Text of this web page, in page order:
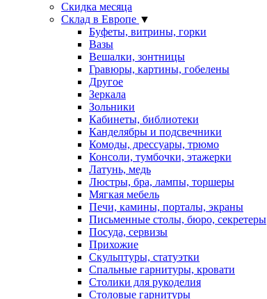
Скидка месяца
Склад в Европе ▼
Буфеты, витрины, горки
Вазы
Вешалки, зонтницы
Гравюры, картины, гобелены
Другое
Зеркала
Зольники
Кабинеты, библиотеки
Канделябры и подсвечники
Комоды, дрессуары, трюмо
Консоли, тумбочки, этажерки
Латунь, медь
Люстры, бра, лампы, торшеры
Мягкая мебель
Печи, камины, порталы, экраны
Письменные столы, бюро, секретеры
Посуда, сервизы
Прихожие
Скульптуры, статуэтки
Спальные гарнитуры, кровати
Столики для рукоделия
Столовые гарнитуры